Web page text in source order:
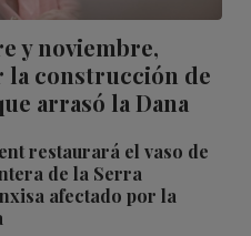
y noviembre,
la construcción de
arrasó la Dana
restaurará el vaso de
de la Serra
afectado por la